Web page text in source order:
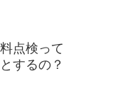
点検って
するの？